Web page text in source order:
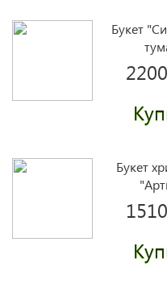
Букет
Букет